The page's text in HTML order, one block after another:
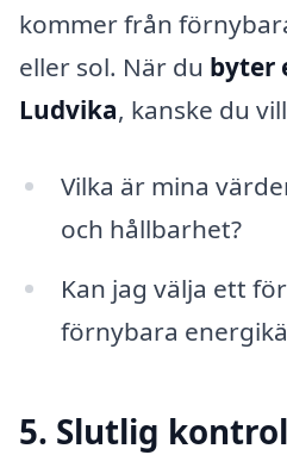
kommer från
eller sol. När du byter
Ludvika, kanske du
Vilka är mina
och hållbarhet?
Kan jag välja ett
förnybara
5. Slutlig